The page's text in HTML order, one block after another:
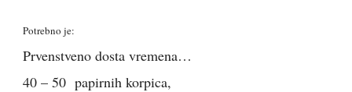
Potrebno je:
Prvenstveno dosta vremena…
40 – 50 papirnih korpica,